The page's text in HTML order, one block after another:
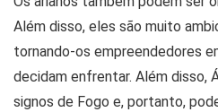
Além disso, eles são muito
tornando-os empreendedores
decidam enfrentar. Além disso,
signos de Fogo e, portanto,